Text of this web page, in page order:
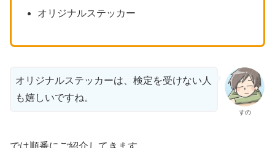
オリジナルステッカー
すの
オリジナルステッカーは、検定を受けない人
も嬉しいですね。